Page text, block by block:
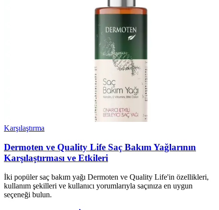
Karşılaştırma
Dermoten ve Quality Life Saç Bakım Yağlarının
Karşılaştırması ve Etkileri
İki popüler saç bakım yağı Dermoten ve Quality Life'in özellikleri,
kullanım şekilleri ve kullanıcı yorumlarıyla saçınıza en uygun
seçeneği bulun.